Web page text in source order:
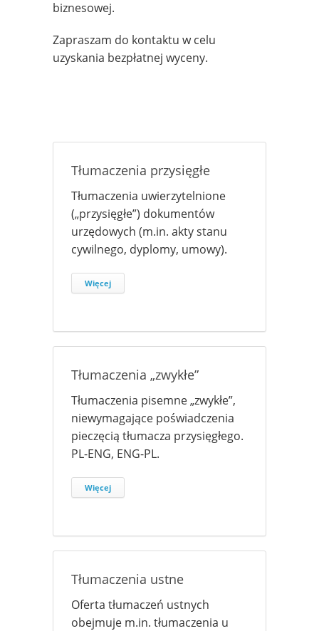
biznesowej.
Zapraszam do kontaktu w celu
uzyskania bezpłatnej wyceny.
Tłumaczenia przysięgłe
Tłumaczenia uwierzytelnione
(„przysięgłe”) dokumentów
urzędowych (m.in. akty stanu
cywilnego, dyplomy, umowy).
Więcej
Tłumaczenia „zwykłe”
Tłumaczenia pisemne „zwykłe”,
niewymagające poświadczenia
pieczęcią tłumacza przysięgłego.
PL-ENG, ENG-PL.
Więcej
Tłumaczenia ustne
Oferta tłumaczeń ustnych
obejmuje m.in. tłumaczenia u